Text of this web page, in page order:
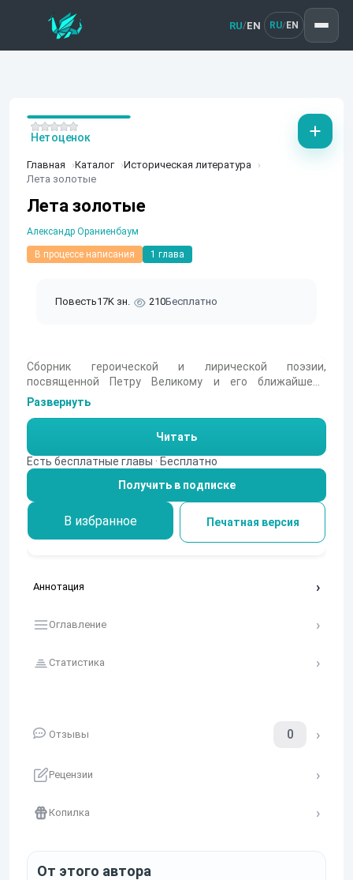
RU/EN RU/ EN
Главная Каталог
Историческая литература
Лета золотые
Лета золотые
Александр Ораниенбаум
В процессе написания 1 глава
Повесть17K зн. 210Бесплатно
Нет оценок
Сборник героической и лирической поэзии,
посвященной Петру Великому и его ближайшему
сподвижнику А.Д. Меншикову. Несмелая попытка
заурядного поэта воспеть их подвиги, искреннюю
пылкую дружбу, любовь к Родине, а также - красоту и
очарование их прекрасных спутниц - Екатерины и
Дарьи.
Развернуть
Читать
Есть бесплатные главы · Бесплатно
Получить в подписке
В избранное Печатная версия
Аннотация
Оглавление
Статистика
Отзывы 0
Рецензии
Копилка
От этого автора